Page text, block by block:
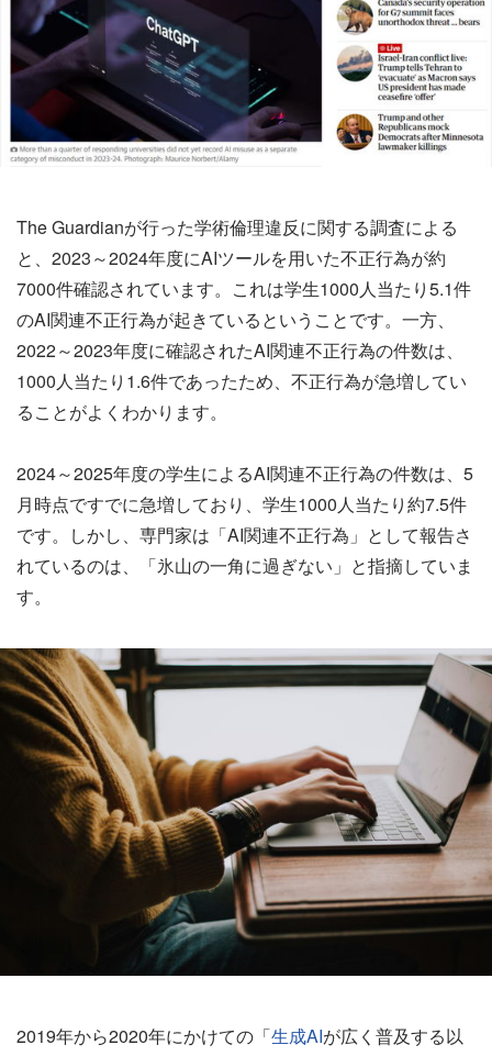
The Guardianが行った学術倫理違反に関する調査による
と、2023～2024年度にAIツールを用いた不正行為が約
7000件確認されています。これは学生1000人当たり5.1件
のAI関連不正行為が起きているということです。一方、
2022～2023年度に確認されたAI関連不正行為の件数は、
1000人当たり1.6件であったため、不正行為が急増してい
ることがよくわかります。
2024～2025年度の学生によるAI関連不正行為の件数は、5
月時点ですでに急増しており、学生1000人当たり約7.5件
です。しかし、専門家は「AI関連不正行為」として報告さ
れているのは、「氷山の一角に過ぎない」と指摘していま
す。
2019年から2020年にかけての「生成AIが広く普及する以